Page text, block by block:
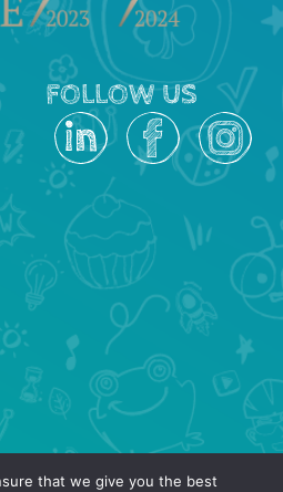
FOLLOW US
that we give you the best